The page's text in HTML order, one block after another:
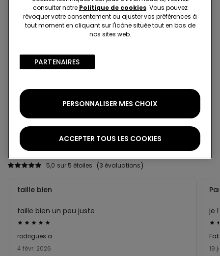
Pour toute commande supérieure à 55€
5 jours ouvrables
Retrait en magasin
3 à 5 jours ouvrables
Notes et avis
3 évaluations
5,0 sur 5 étoiles
Évalué
5sur 5
4 févr. 2026
rodrigues a
taille bien
taille bien un peu juste
19
je
consulter notre Politique de cookies. Vous pouvez
révoquer votre consentement ou ajuster vos préférences à
tout moment en cliquant sur l'icône située tout en bas de
nos sites web.
PARTENAIRES​
PERSONNALISER MES CHOIX
ACCEPTER TOUS LES COOKIES